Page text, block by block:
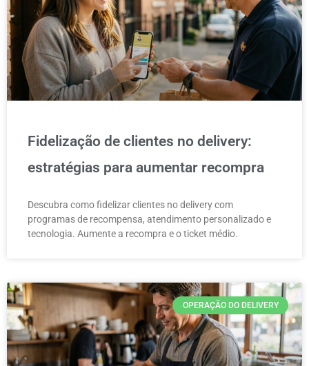
Fidelização de clientes no delivery:
estratégias para aumentar recompra
Descubra como fidelizar clientes no delivery com
programas de recompensa, atendimento personalizado e
tecnologia. Aumente a recompra e o ticket médio.
OPERAÇÃO DO DELIVERY